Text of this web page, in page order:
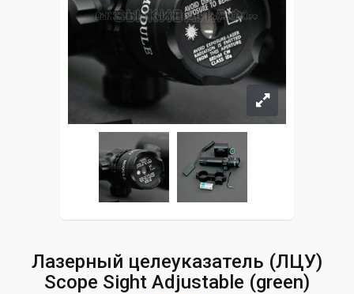
Лазерный целеуказатель (ЛЦУ)
Scope Sight Adjustable (green)